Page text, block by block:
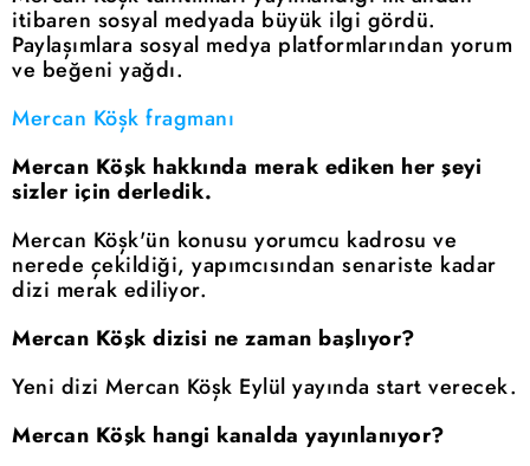
itibaren sosyal medyada büyük ilgi gördü.
Paylaşımlara sosyal medya platformlarından yorum
ve beğeni yağdı.
Mercan Köşk fragmanı
Mercan Köşk hakkında merak ediken her şeyi
sizler için derledik.
Mercan Köşk'ün konusu yorumcu kadrosu ve
nerede çekildiği, yapımcısından senariste kadar
dizi merak ediliyor.
Mercan Köşk dizisi ne zaman başlıyor?
Yeni dizi Mercan Köşk Eylül yayında start verecek.
Mercan Köşk hangi kanalda yayınlanıyor?